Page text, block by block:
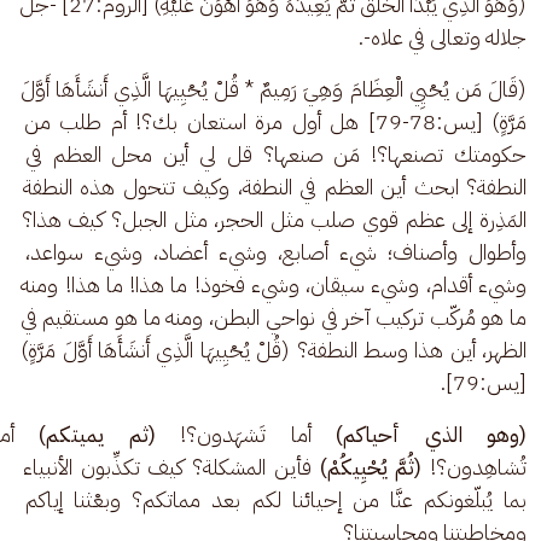
جلاله وتعالى في علاه-.
(قَالَ مَن يُحْيِي الْعِظَامَ وَهِيَ رَمِيمٌ * قُلْ يُحْيِيهَا الَّذِي أَنشَأَهَا أَوَّلَ
مَرَّةٍ) [يس:78-79] هل أول مرة استعان بك؟! أم طلب من
حكومتك تصنعها؟! مَن صنعها؟ قل لي أين محل العظم في
النطفة؟ ابحث أين العظم في النطفة، وكيف تتحول هذه النطفة
المَذِرة إلى عظم قوي صلب مثل الحجر، مثل الجبل؟ كيف هذا؟
وأطوال وأصناف؛ شيء أصابع، وشيء أعضاد، وشيء سواعد،
وشيء أقدام، وشيء سيقان، وشيء فخوذ! ما هذا! ما هذا! ومنه
ما هو مُركّب تركيب آخر في نواحي البطن، ومنه ما هو مستقيم في
الظهر، أين هذا وسط النطفة؟ (قُلْ يُحْيِيهَا الَّذِي أَنشَأَهَا أَوَّلَ مَرَّةٍ)
[يس:79].
(وهو الذي أحياكم) أما تَشهَدون؟! (ثم يميتكم)
تُشاهِدون؟! (ثُمَّ يُحْيِيكُمْ) فأين المشكلة؟ كيف تكذِّبون الأنبياء
بما يُبلّغونكم عنَّا من إحيائنا لكم بعد مماتكم؟ وبعْثنا إياكم
ومخاطبتنا ومحاسبتنا؟